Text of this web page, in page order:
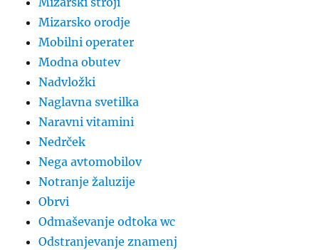
Mizarsko orodje
Mobilni operater
Modna obutev
Nadvložki
Naglavna svetilka
Naravni vitamini
Nedrček
Nega avtomobilov
Notranje žaluzije
Obrvi
Odmaševanje odtoka wc
Odstranjevanje znamenj